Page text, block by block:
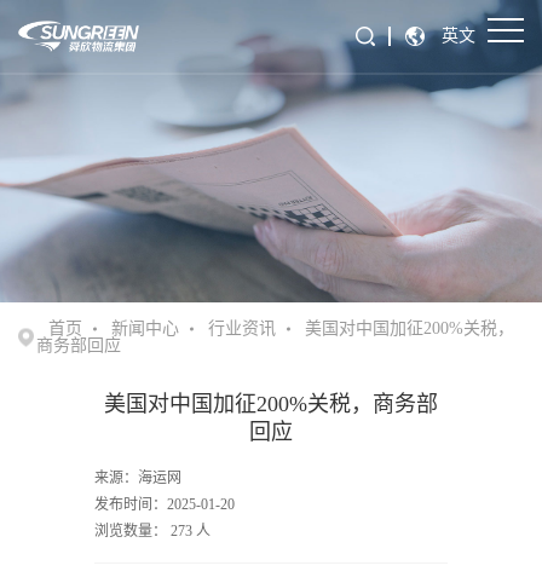
英文
首页 新闻中心 行业资讯
美国对中国加征200%关税，
商务部回应
美国对中国加征200%关税，商务部
回应
来源：海运网
发布时间：2025-01-20
浏览数量： 273人